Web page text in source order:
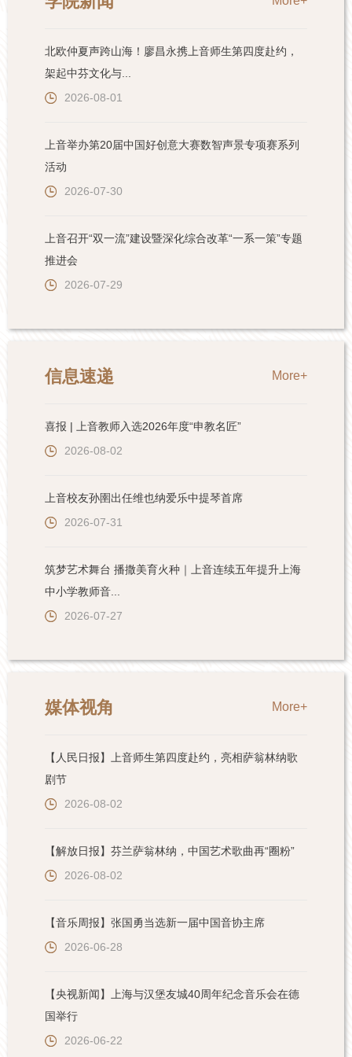
北欧仲夏声跨山海！廖昌永携上音师生第四度赴约，
架起中芬文化与...
2026-08-01
上音举办第20届中国好创意大赛数智声景专项赛系列
活动
2026-07-30
上音召开“双一流”建设暨深化综合改革“一系一策”专题
推进会
2026-07-29
信息速递 More+
喜报 | 上音教师入选2026年度“申教名匠”
2026-08-02
上音校友孙圉出任维也纳爱乐中提琴首席
2026-07-31
筑梦艺术舞台 播撒美育火种｜上音连续五年提升上海
中小学教师音...
2026-07-27
媒体视角 More+
【人民日报】上音师生第四度赴约，亮相萨翁林纳歌
剧节
2026-08-02
【解放日报】芬兰萨翁林纳，中国艺术歌曲再“圈粉”
2026-08-02
【音乐周报】张国勇当选新一届中国音协主席
2026-06-28
【央视新闻】上海与汉堡友城40周年纪念音乐会在德
国举行
2026-06-22